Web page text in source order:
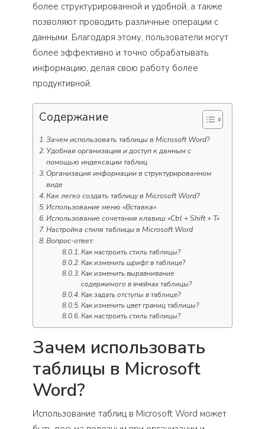
более структурированной и удобной, а также
позволяют проводить различные операции с
данными. Благодаря этому, пользователи могут
более эффективно и точно обрабатывать
информацию, делая свою работу более
продуктивной.
Содержание
Зачем использовать таблицы в Microsoft Word?
Удобная организация и доступ к данным с
помощью индексации таблиц
Организация информации в структурированном
виде
Как легко создать таблицу в Microsoft Word?
Использование меню «Вставка»
Использование сочетания клавиш «Ctrl + Shift + T»
Настройка стиля таблицы в Microsoft Word
Вопрос-ответ:
Как настроить стиль таблицы?
Как изменить шрифт в таблице?
Как изменить выравнивание
содержимого в ячейках таблицы?
Как задать отступы в таблице?
Как изменить цвет границ таблицы?
Как настроить стиль таблицы?
Зачем использовать
таблицы в Microsoft
Word?
Использование таблиц в Microsoft Word может